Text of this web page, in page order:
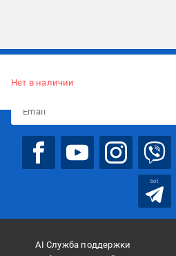
Нет в наличии
bot
AI Служба поддержки